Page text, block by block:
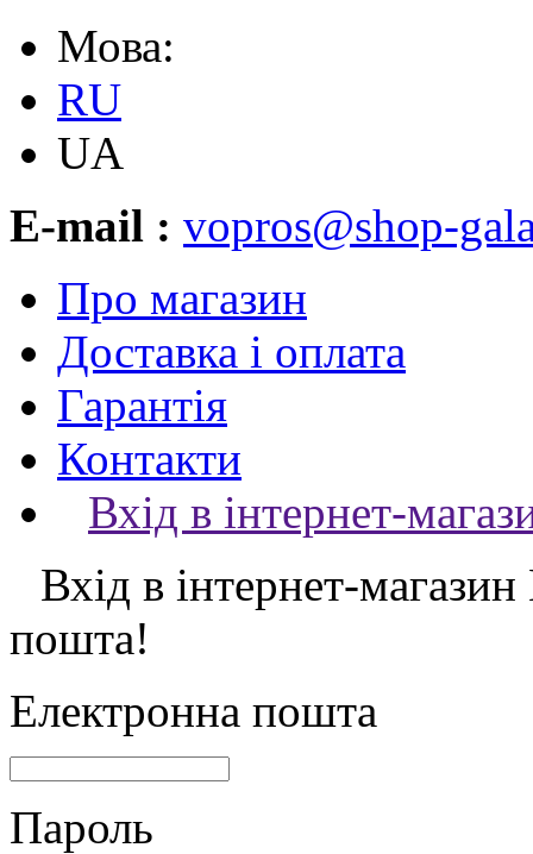
Мова:
RU
UA
E-mail : vopros@shop-
Про магазин
Доставка і оплата
Гарантія
Контакти
Вхід в інтернет-
Вхід в інтернет-магазин
пошта!
Електронна пошта
Пароль